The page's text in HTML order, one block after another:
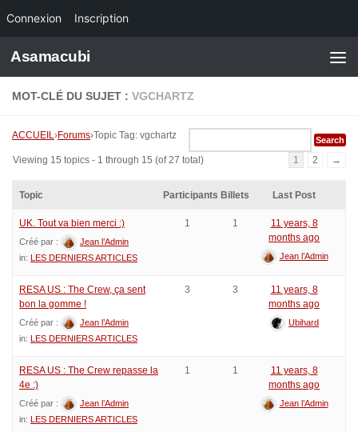
Connexion Inscription
Skip to content
Asamacubi
MOT-CLÉ DU SUJET : VGCHARTZ
ACCUEIL›Forums›Topic Tag: vgchartz
Viewing 15 topics - 1 through 15 (of 27 total) 1 2 →
Topic Participants Billets Last Post
UK. Tout va bien merci :)
Créé par :
Jean l’Admin
in: LES DERNIERS ARTICLES
1 1
11 years, 8
months ago
Jean l’Admin
RESA US : The Crew, ça sent
bon la gomme !
Créé par :
Jean l’Admin
in: LES DERNIERS ARTICLES
3 3
11 years, 8
months ago
Ubihard
RESA US : The Crew repasse la
4e :)
Créé par :
Jean l’Admin
in:
LES DERNIERS ARTICLES
1 1
11 years, 8
months ago
Jean l’Admin